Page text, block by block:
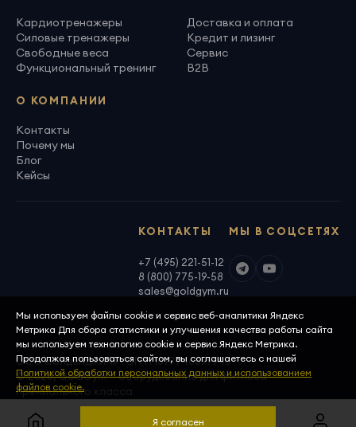
Кардиотренажеры
Силовые тренажеры
Свободные веса
Функциональный тренинг
Доставка и оплата
Кредит и лизинг
Сервис
B2B
О КОМПАНИИ
Контакты
Почему мы
Блог
Кейсы
МЫ В СОЦСЕТЯХ
КОНТАКТЫ
+7 (495) 221-51-12
8 (800) 775-19-58
sales@goldgym.ru
ООО «Голденджим» · ОГРН 1097746699940
© 2026, GoldGym — оборудование для фитнеса
премиального класса
Политика конфиденциальности
Скачать реквизиты
Мы используем файлы cookie и сервис веб-аналитики Яндекс
Метрика Для сбора статистики и улучшения качества работы сайта
мы используем технологию cookie и сервис Яндекс Метрика.
Продолжая пользоваться сайтом, вы соглашаетесь с нашей
Политикой обработки персональных данных и использованием
файлов cookie.
Я согласен